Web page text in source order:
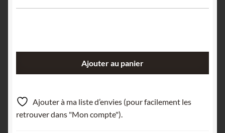
et
Galène,
Le
Ajouter au panier
Ajouter à ma liste d’envies (pour facilement les
retrouver dans "Mon compte").